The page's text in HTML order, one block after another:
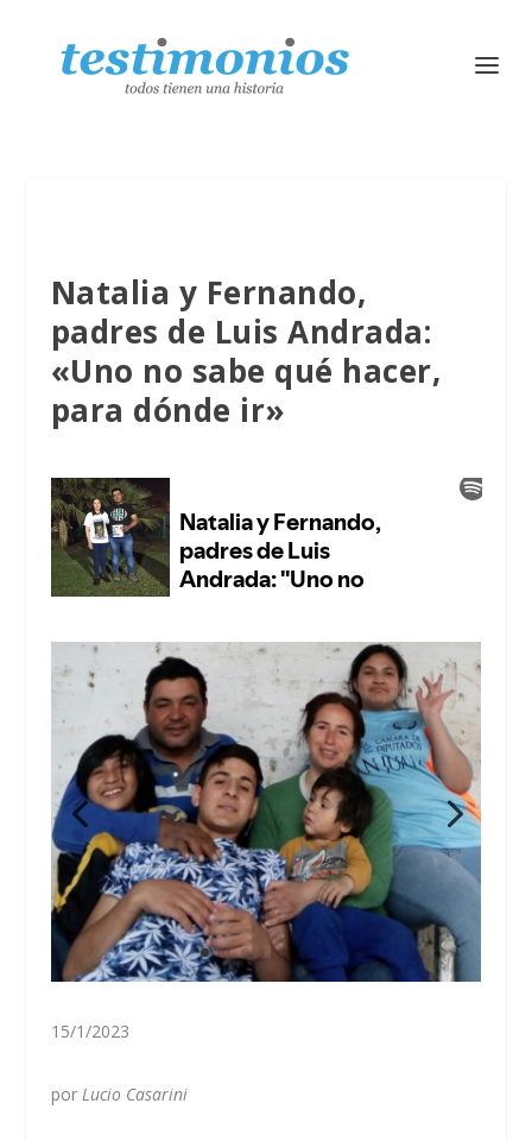
Natalia y Fernando,
padres de Luis Andrada:
«Uno no sabe qué hacer,
para dónde ir»
15/1/2023
por Lucio Casarini